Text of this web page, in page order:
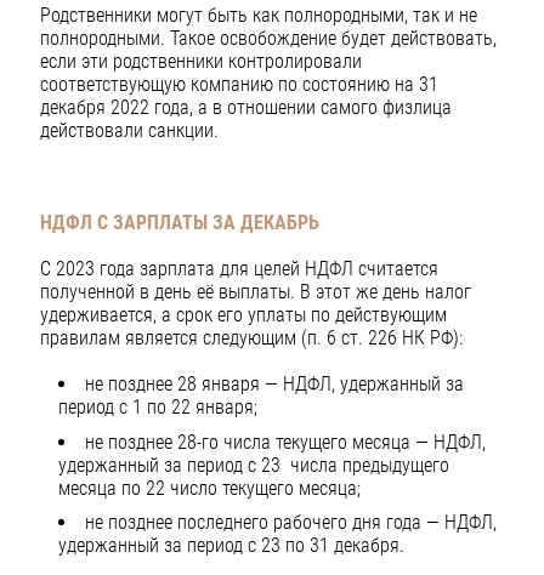
Родственники могут быть как полнородными, так и не
полнородными. Такое освобождение будет действовать,
если эти родственники контролировали
соответствующую компанию по состоянию на 31
декабря 2022 года, а в отношении самого физлица
действовали санкции.
НДФЛ С ЗАРПЛАТЫ ЗА ДЕКАБРЬ
С 2023 года зарплата для целей НДФЛ считается
полученной в день её выплаты. В этот же день налог
удерживается, а срок его уплаты по действующим
правилам является следующим (п. 6 ст. 226 НК РФ):
не позднее 28 января — НДФЛ, удержанный за
период с 1 по 22 января;
не позднее 28-го числа текущего месяца — НДФЛ,
удержанный за период с 23 числа предыдущего
месяца по 22 число текущего месяца;
не позднее последнего рабочего дня года — НДФЛ,
удержанный за период с 23 по 31 декабря.